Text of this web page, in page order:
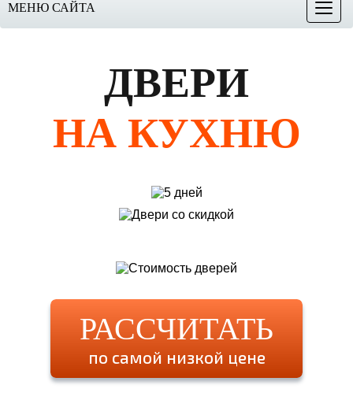
Меню
МЕНЮ САЙТА
ДВЕРИ
НА КУХНЮ
РАССЧИТАТЬ
по самой низкой цене